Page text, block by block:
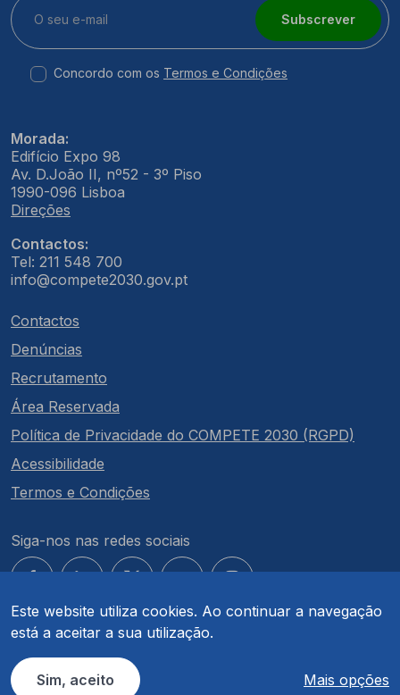
Este website utiliza cookies. Ao continuar a navegação
está a aceitar a sua utilização.
Sim, aceito Mais opções
Subscrever
Concordo com os Termos e Condições
Morada:
Edifício Expo 98
Av. D.João II, nº52 - 3º Piso
1990-096 Lisboa
Direções
Contactos:
Tel: 211 548 700
info@compete2030.gov.pt
Contactos
Denúncias
Recrutamento
Área Reservada
Política de Privacidade do COMPETE 2030 (RGPD)
Acessibilidade
Termos e Condições
Siga-nos nas redes sociais
© COMPETE 2030. Todos os direitos reservados.